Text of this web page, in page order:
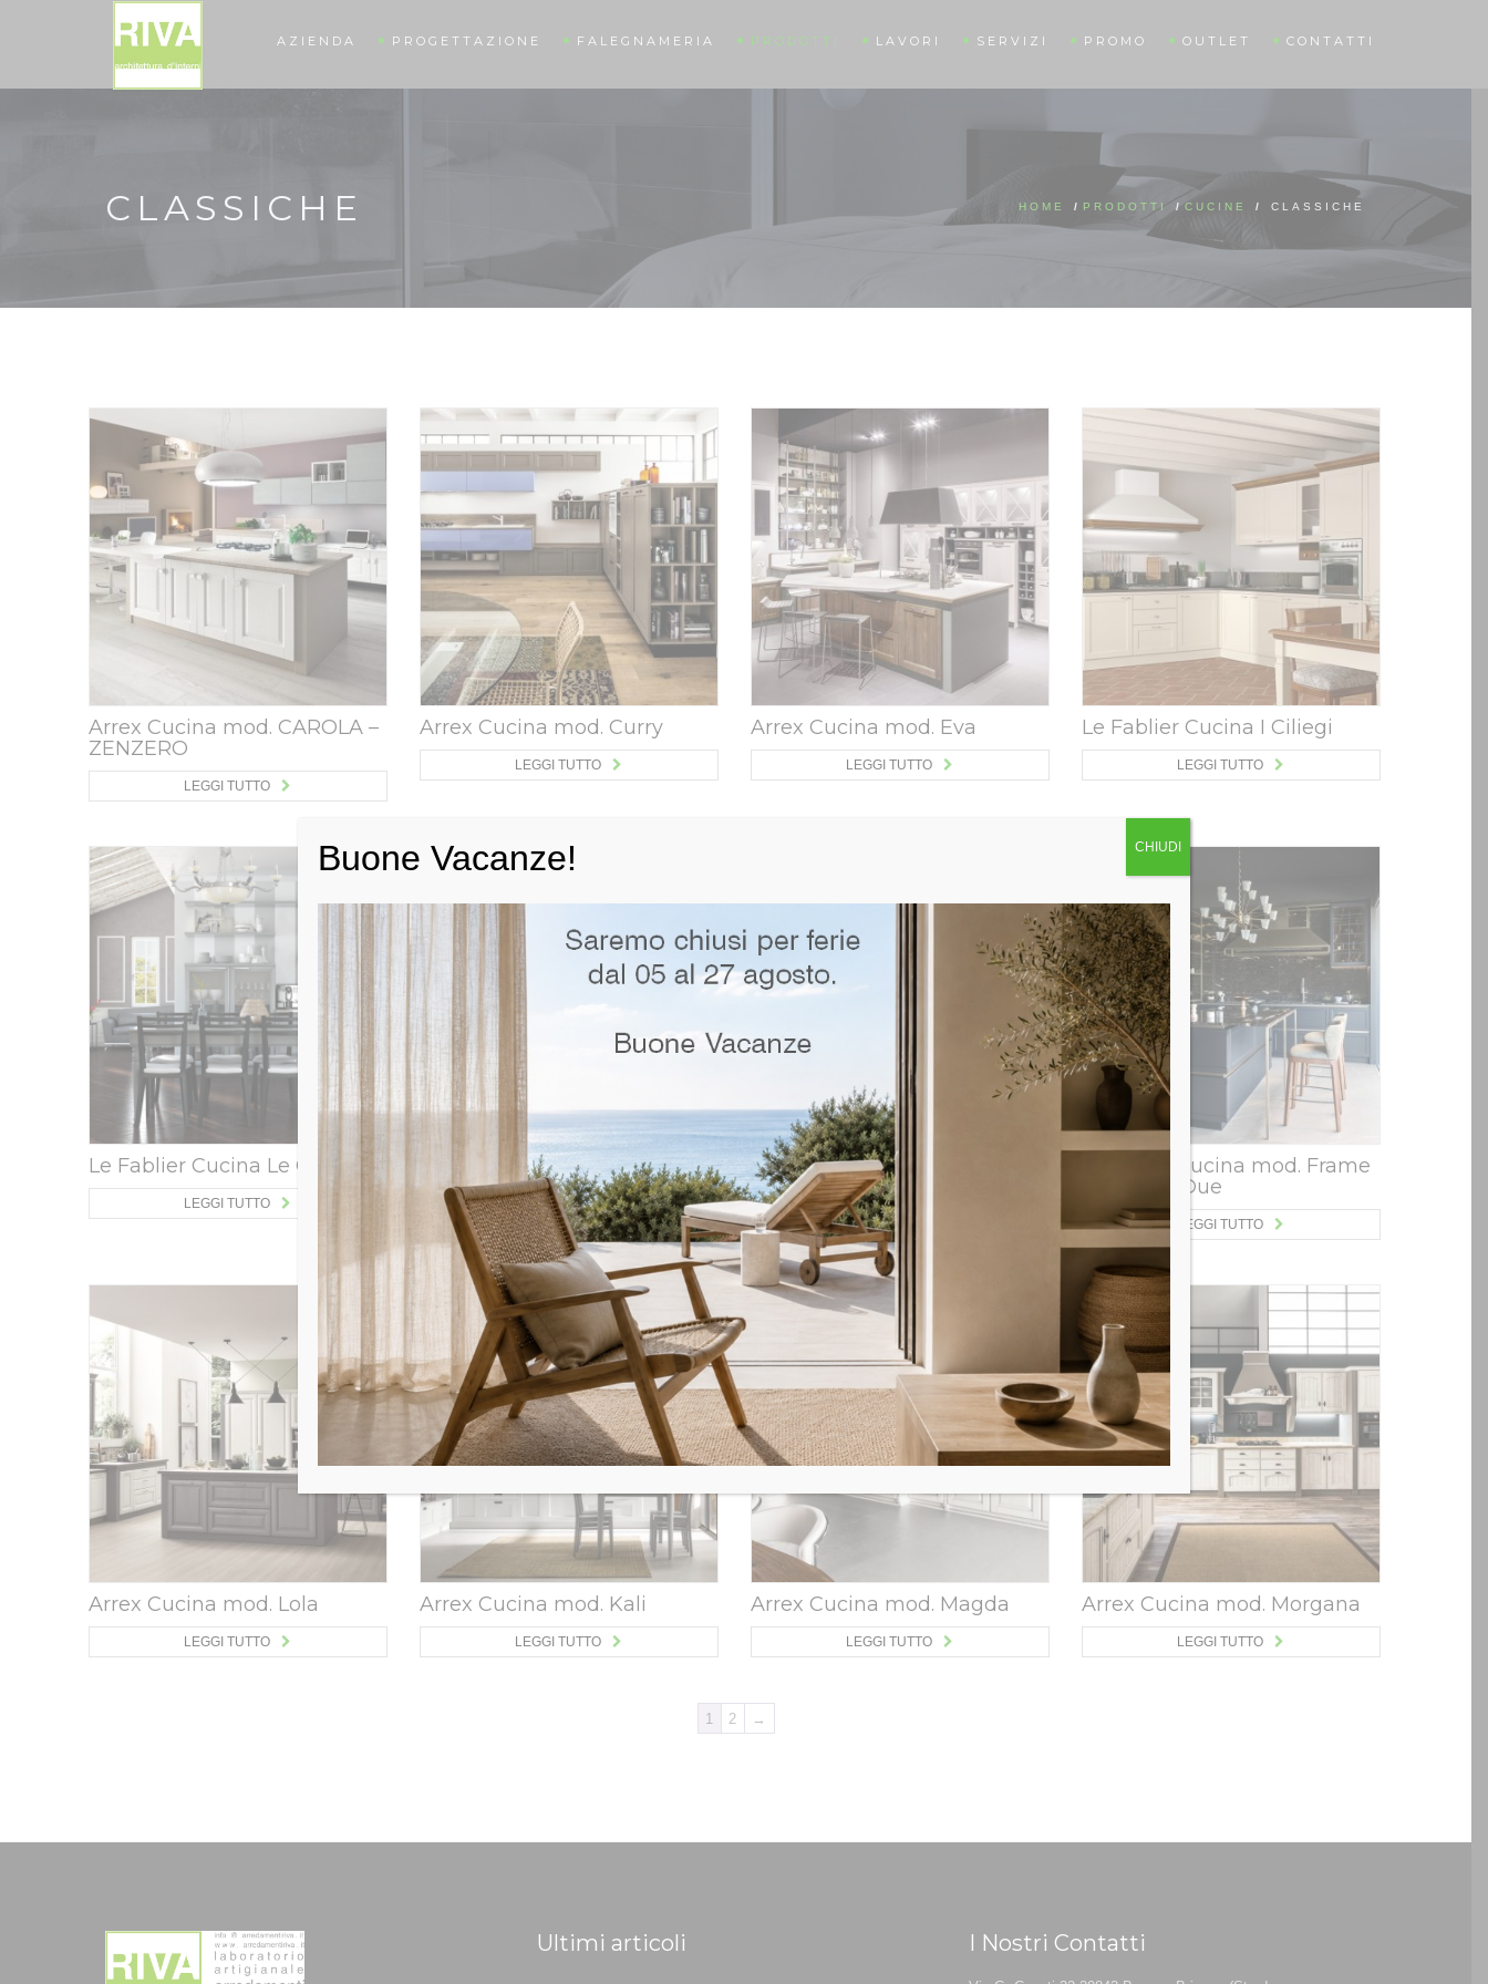
AZIENDA PROGETTAZIONE FALEGNAMERIA PRODOTTI LAVORI SERVIZI PROMO OUTLET CONTATTI
CLASSICHE HOME / PRODOTTI / CUCINE / CLASSICHE
Arrex Cucina mod. CAROLA –
ZENZERO
LEGGI TUTTO
Arrex Cucina mod. Curry
LEGGI TUTTO
Arrex Cucina mod. Eva
LEGGI TUTTO
Le Fablier Cucina I Ciliegi
LEGGI TUTTO
Le Fablier Cucina Le Gemme
LEGGI TUTTO
Le Fablier Cucina Melograno
LEGGI TUTTO
Snaidero Cucina mod. Frame
Elegance
LEGGI TUTTO
Snaidero Cucina mod. Frame
Elegance Due
LEGGI TUTTO
Arrex Cucina mod. Lola
LEGGI TUTTO
Arrex Cucina mod. Kali
LEGGI TUTTO
Arrex Cucina mod. Magda
LEGGI TUTTO
Arrex Cucina mod. Morgana
LEGGI TUTTO
1 2 →
Ultimi articoli I Nostri Contatti
Buone Vacanze! CHIUDI